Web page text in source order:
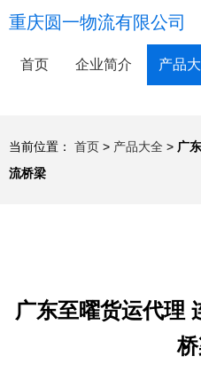
重庆圆一物流有限公司
首页 企业简介 产品
当前位置： 首页 > 产品大全 > 广
流桥梁
广东至曜货运代理